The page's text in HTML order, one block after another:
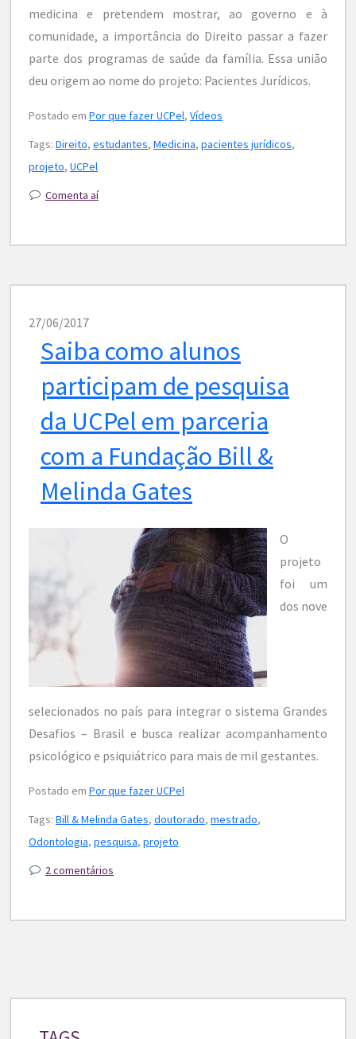
medicina e pretendem mostrar, ao governo e à
comunidade, a importância do Direito passar a fazer
parte dos programas de saúde da família. Essa união
deu origem ao nome do projeto: Pacientes Jurídicos.
Postado em Por que fazer UCPel, Vídeos
Tags: Direito, estudantes, Medicina, pacientes jurídicos,
projeto, UCPel
Comenta aí
27/06/2017
Saiba como alunos
participam de pesquisa
da UCPel em parceria
com a Fundação Bill &
Melinda Gates
O
projeto
foi um
dos nove
selecionados no país para integrar o sistema Grandes
Desafios – Brasil e busca realizar acompanhamento
psicológico e psiquiátrico para mais de mil gestantes.
Postado em Por que fazer UCPel
Tags: Bill & Melinda Gates, doutorado, mestrado,
Odontologia, pesquisa, projeto
2 comentários